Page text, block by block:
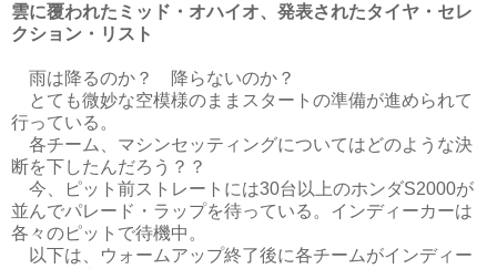
雲に覆われたミッド・オハイオ、発表されたタイヤ・セレ
クション・リスト
雨は降るのか？ 降らないのか？
とても微妙な空模様のままスタートの準備が進められて
行っている。
各チーム、マシンセッティングについてはどのような決
断を下したんだろう？？
今、ピット前ストレートには30台以上のホンダS2000が
並んでパレード・ラップを待っている。インディーカーは
各々のピットで待機中。
以下は、ウォームアップ終了後に各チームがインディー